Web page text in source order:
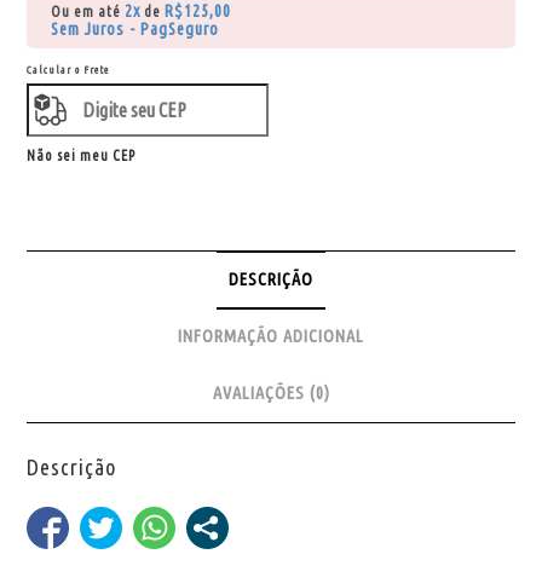
Ou em até 2x de R$125,00
Sem Juros - PagSeguro
Calcular o Frete
Não sei meu CEP
DESCRIÇÃO
INFORMAÇÃO ADICIONAL
AVALIAÇÕES (0)
Descrição